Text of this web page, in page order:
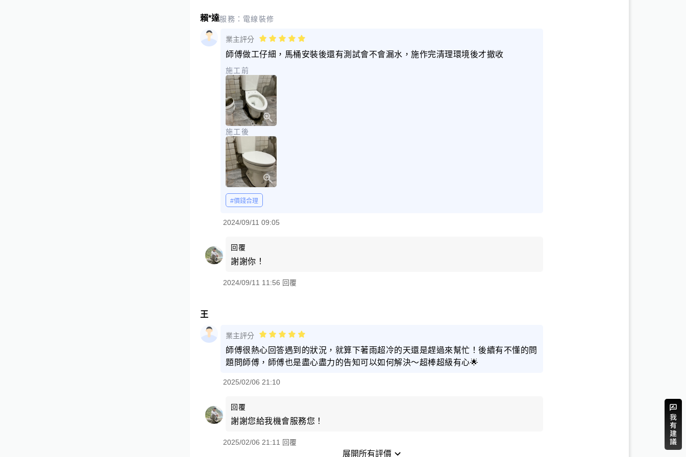
賴*達服務： 電線裝修
業主評分
師傅做工仔細，馬桶安裝後還有測試會不會漏水，施作完清理環境後才撤收
施工前
施工後
#價錢合理
2024/09/11 09:05
回覆
謝謝你！
2024/09/11 11:56 回覆
王
業主評分
師傅很熱心回答遇到的狀況，就算下著雨超冷的天還是趕過來幫忙！後續有不懂的問
題問師傅，師傅也是盡心盡力的告知可以如何解決～超棒超級有心🌟
2025/02/06 21:10
回覆
謝謝您給我機會服務您！
2025/02/06 21:11 回覆
展開所有評價